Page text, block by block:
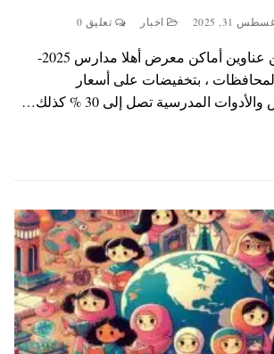
31, 2025 اخبار تعليق 0
حددت وزارة التموين عناوين أماكن معرض أهلا مدارس 2025-
والمحافظات ، بتخفيضات على أسعار
المدرسية تصل إلى 30 % كذلك…